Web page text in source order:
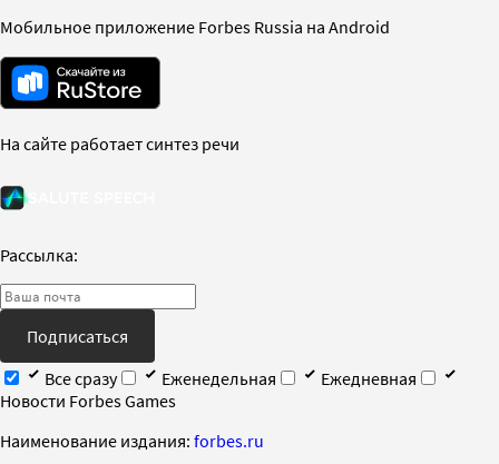
Мобильное приложение Forbes Russia на Android
На сайте работает синтез речи
Рассылка:
Подписаться
Все сразу
Еженедельная
Ежедневная
Новости Forbes Games
Наименование издания: forbes.ru